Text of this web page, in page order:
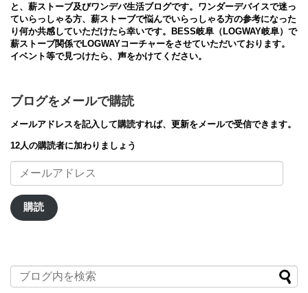
と、薪ストーブ及びワンデバ生活ブログです。ワンダーデバイスで迷っ
ていらっしゃる方、薪ストーブで悩んでいらっしゃる方の参考になった
り何か共感していただけたら幸いです。BESS岐阜（LOGWAY岐阜）で
薪ストーブ関係でLOGWAYコーチャーをさせていただいております。
イベント等で見つけたら、声をかけてください。
ブログをメールで購読
メールアドレスを記入して購読すれば、更新をメールで受信できます。
12人の購読者に加わりましょう
メ
ア
ド
購読